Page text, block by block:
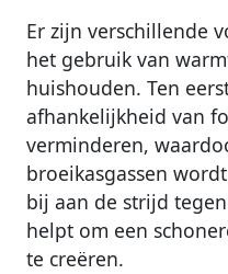
Er zijn verschillende
het gebruik van
huishouden. Ten
afhankelijkheid van
verminderen,
broeikasgassen
bij aan de strijd
helpt om een
te creëren.